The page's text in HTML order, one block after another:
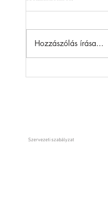
Hozzászólás írása...
Szervezeti szabályzat